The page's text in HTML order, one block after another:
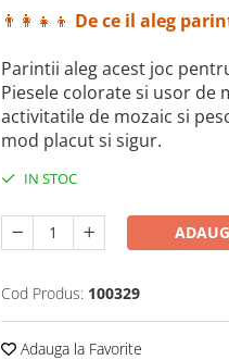
👨‍👩‍👧‍👦 De ce il aleg
Parintii aleg acest joc
Piesele colorate si usor de
activitatile de mozaic si
mod placut si sigur.
IN STOC
Cod Produs: 100329
Adauga la Favorite